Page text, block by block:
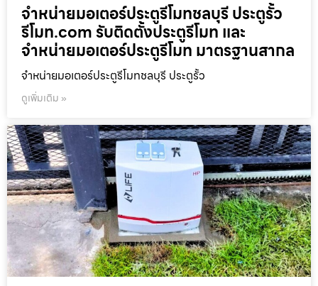
จำหน่ายมอเตอร์ประตูรีโมทชลบุรี ประตูรั้ว
รีโมท.com รับติดตั้งประตูรีโมท และ
จำหน่ายมอเตอร์ประตูรีโมท มาตรฐานสากล
จำหน่ายมอเตอร์ประตูรีโมทชลบุรี ประตูรั้ว
ดูเพิ่มเติม »